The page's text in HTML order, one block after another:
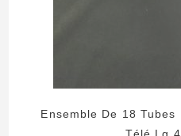
Ensemble De 18